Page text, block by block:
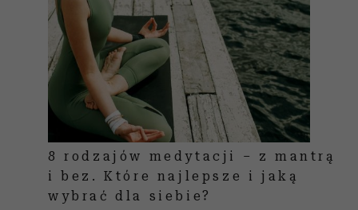
8 rodzajów medytacji – z mantrą
i bez. Które najlepsze i jaką
wybrać dla siebie?